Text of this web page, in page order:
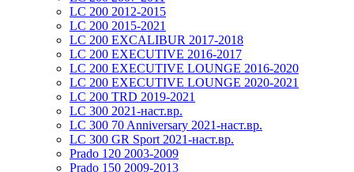
LC 200 2012-2015
LC 200 2015-2021
LC 200 EXCALIBUR 2017-2018
LC 200 EXECUTIVE 2016-2017
LC 200 EXECUTIVE LOUNGE 2016-2020
LC 200 EXECUTIVE LOUNGE 2020-2021
LC 200 TRD 2019-2021
LC 300 2021-наст.вр.
LC 300 70 Anniversary 2021-наст.вр.
LC 300 GR Sport 2021-наст.вр.
Prado 120 2003-2009
Prado 150 2009-2013